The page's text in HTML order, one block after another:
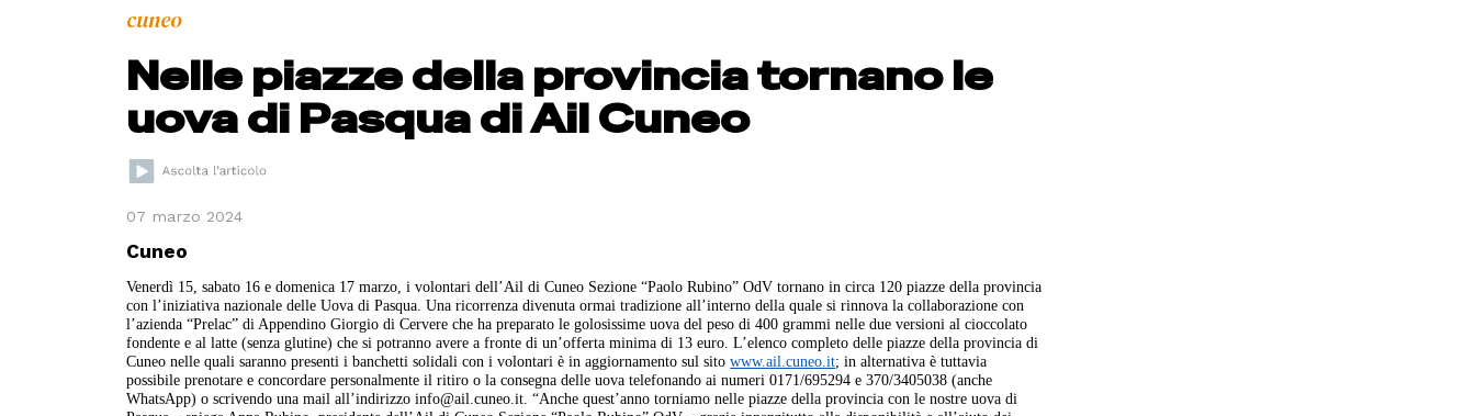
cuneo
Nelle piazze della provincia tornano le
uova di Pasqua di Ail Cuneo
07 marzo 2024
Cuneo
Venerdì 15, sabato 16 e domenica 17 marzo, i volontari dell’Ail di Cuneo Sezione “Paolo Rubino” OdV tornano in circa 120 piazze della provincia
con l’iniziativa nazionale delle Uova di Pasqua. Una ricorrenza divenuta ormai tradizione all’interno della quale si rinnova la collaborazione con
l’azienda “Prelac” di Appendino Giorgio di Cervere che ha preparato le golosissime uova del peso di 400 grammi nelle due versioni al cioccolato
fondente e al latte (senza glutine) che si potranno avere a fronte di un’offerta minima di 13 euro. L’elenco completo delle piazze della provincia di
Cuneo nelle quali saranno presenti i banchetti solidali con i volontari è in aggiornamento sul sitowww.ail.cuneo.it; in alternativa è tuttavia
possibile prenotare e concordare personalmente il ritiro o la consegna delle uova telefonando ai numeri 0171/695294 e 370/3405038 (anche
WhatsApp) o scrivendo una mail all’indirizzo info@ail.cuneo.it. “Anche quest’anno torniamo nelle piazze della provincia con le nostre uova di